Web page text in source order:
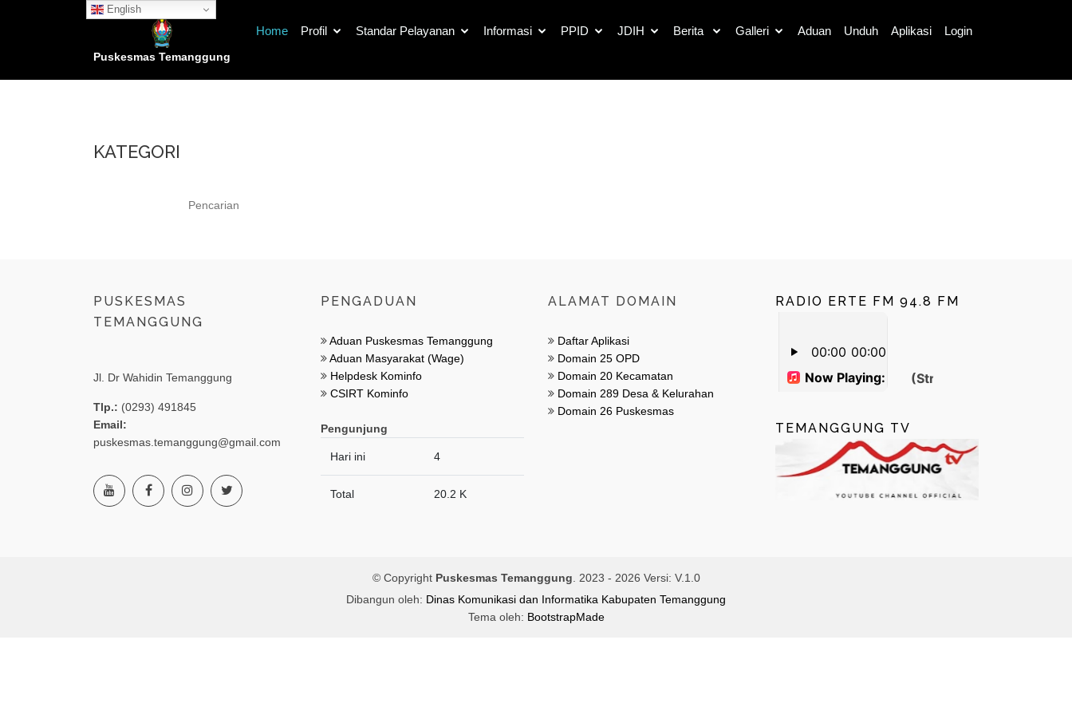
English
Puskesmas Temanggung
Home Profil Standar Pelayanan Informasi PPID JDIH Berita Galleri Aduan Unduh Aplikasi Login
KATEGORI
PUSKESMAS
TEMANGGUNG
Jl. Dr Wahidin Temanggung
Tlp.: (0293) 491845
Email:
puskesmas.temanggung@gmail.com
PENGADUAN
Aduan Puskesmas Temanggung
Aduan Masyarakat (Wage)
Helpdesk Kominfo
CSIRT Kominfo
Pengunjung
Hari ini 4
Total 20.2 K
ALAMAT DOMAIN
Daftar Aplikasi
Domain 25 OPD
Domain 20 Kecamatan
Domain 289 Desa & Kelurahan
Domain 26 Puskesmas
RADIO ERTE FM 94.8 FM
TEMANGGUNG TV
© Copyright Puskesmas Temanggung . 2023 - 2026 Versi: V.1.0
Dibangun oleh: Dinas Komunikasi dan Informatika Kabupaten Temanggung
Tema oleh: BootstrapMade